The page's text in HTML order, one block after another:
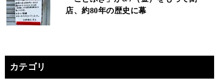
店、約80年の歴史に幕
カテゴリ